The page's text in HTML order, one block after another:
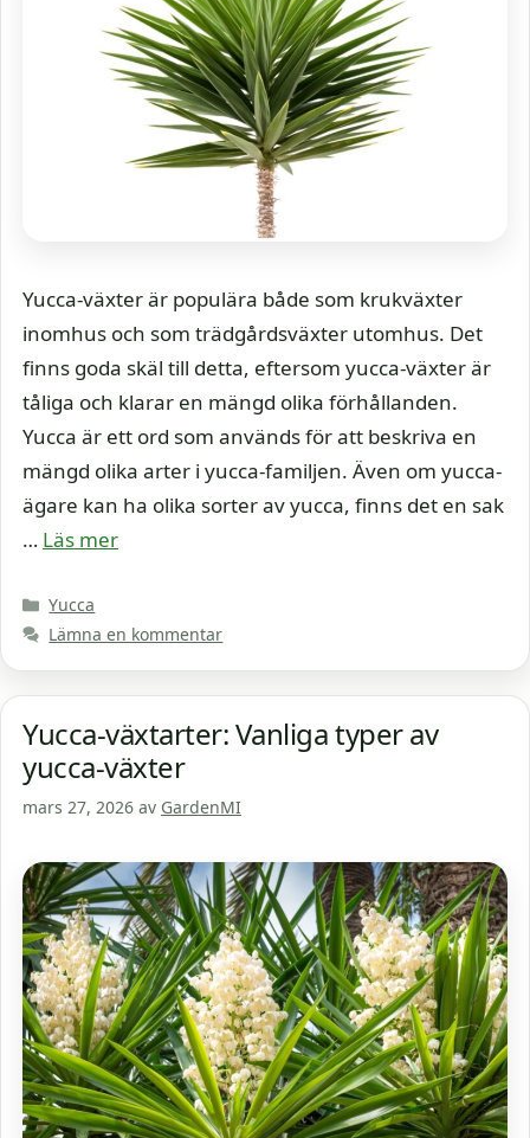
Yucca-växter är populära både som krukväxter
inomhus och som trädgårdsväxter utomhus. Det
finns goda skäl till detta, eftersom yucca-växter är
tåliga och klarar en mängd olika förhållanden.
Yucca är ett ord som används för att beskriva en
mängd olika arter i yucca-familjen. Även om yucca-
ägare kan ha olika sorter av yucca, finns det en sak
… Läs mer
Kategorier
Yucca
Lämna en kommentar
Yucca-växtarter: Vanliga typer av
yucca-växter
mars 27, 2026 av GardenMI